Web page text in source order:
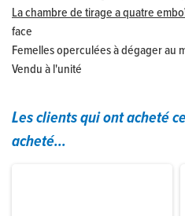
La chambre de tirage a quatre
face
Femelles operculées à dégager au
Vendu à l'unité
Les clients qui ont acheté
acheté...